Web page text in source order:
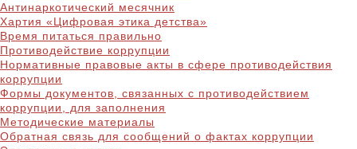
Антинаркотический месячник
Хартия «Цифровая этика детства»
Время питаться правильно
Противодействие коррупции
Нормативные правовые акты в сфере противодействия
коррупции
Формы документов, связанных с противодействием
коррупции, для заполнения
Методические материалы
Обратная связь для сообщений о фактах коррупции